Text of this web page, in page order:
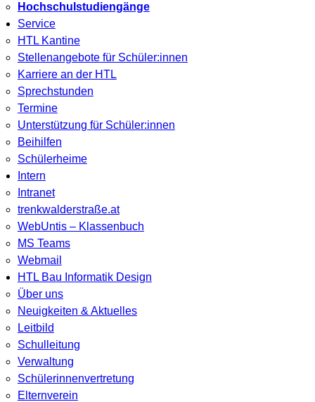
Hochschulstudiengänge
Service
HTL Kantine
Stellenangebote für Schüler:innen
Karriere an der HTL
Sprechstunden
Termine
Unterstützung für Schüler:innen
Beihilfen
Schülerheime
Intern
Intranet
trenkwalderstraße.at
WebUntis – Klassenbuch
MS Teams
Webmail
HTL Bau Informatik Design
Über uns
Neuigkeiten & Aktuelles
Leitbild
Schulleitung
Verwaltung
Schülerinnenvertretung
Elternverein